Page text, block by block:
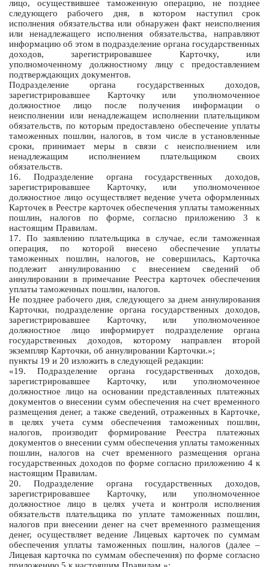
лицо, осуществившее таможенную операцию, не позднее
следующего рабочего дня, в котором наступил срок
исполнения обязательства или обнаружен факт неисполнения
или ненадлежащего исполнения обязательства, направляют
информацию об этом в подразделение органа государственных
доходов, зарегистрировавшее Карточку, или
уполномоченному должностному лицу с предоставлением
подтверждающих документов.
Подразделение органа государственных доходов,
зарегистрировавшее Карточку или уполномоченное
должностное лицо после получения информации о
неисполнении или ненадлежащем исполнении плательщиком
обязательств, по которым предоставлено обеспечение уплаты
таможенных пошлин, налогов, в том числе в установленные
сроки, принимает меры в связи с неисполнением или
ненадлежащим исполнением плательщиком своих
обязательств.
16. Подразделение органа государственных доходов,
зарегистрировавшее Карточку, или уполномоченное
должностное лицо осуществляет ведение учета оформленных
Карточек в Реестре карточек обеспечения уплаты таможенных
пошлин, налогов по форме, согласно приложению 3 к
настоящим Правилам.
17. По заявлению плательщика в случае, если таможенная
операция, по которой внесено обеспечение уплаты
таможенных пошлин, налогов, не совершилась, Карточка
подлежит аннулированию с внесением сведений об
аннулировании в примечание Реестра карточек обеспечения
уплаты таможенных пошлин, налогов.
Не позднее рабочего дня, следующего за днем аннулирования
Карточки, подразделение органа государственных доходов,
зарегистрировавшее Карточку, или уполномоченное
должностное лицо информирует подразделение органа
государственных доходов, которому направлен второй
экземпляр Карточки, об аннулировании Карточки.»;
пункты 19 и 20 изложить в следующей редакции:
«19. Подразделение органа государственных доходов,
зарегистрировавшее Карточку, или уполномоченное
должностное лицо на основании представленных платежных
документов о внесении сумм обеспечения на счет временного
размещения денег, а также сведений, отраженных в Карточке,
в целях учета сумм обеспечения таможенных пошлин,
налогов, производит формирование Реестра платежных
документов о внесении сумм обеспечения уплаты таможенных
пошлин, налогов на счет временного размещения органа
государственных доходов по форме согласно приложению 4 к
настоящим Правилам.
20. Подразделение органа государственных доходов,
зарегистрировавшее Карточку, или уполномоченное
должностное лицо в целях учета и контроля исполнения
обязательств плательщика по уплате таможенных пошлин,
налогов при внесении денег на счет временного размещения
денег, осуществляет ведение Лицевых карточек по суммам
обеспечения уплаты таможенных пошлин, налогов (далее –
Лицевая карточка по суммам обеспечения) по форме согласно